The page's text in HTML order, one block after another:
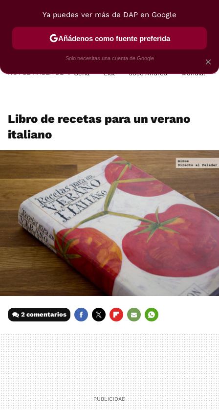
POSTRES VIAJES SELECCIÓN VEGUI
HOY SE HABLA DE Cena Lidl José Andrés Mundial
Libro de recetas para un verano
italiano
2 comentarios
MAIL
×
Ya puedes ver más de DAP en Google
Añádenos como fuente preferida
Solo necesitas una cuenta de Google